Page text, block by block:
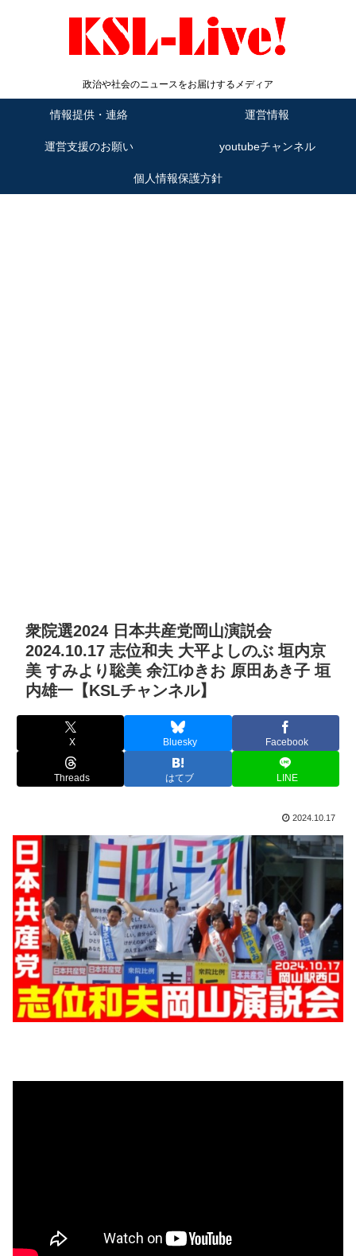
政治や社会のニュースをお届けするメディア
情報提供・連絡 運営情報
運営支援のお願い youtubeチャンネル
個人情報保護方針
衆院選2024 日本共産党岡山演説会
2024.10.17 志位和夫 大平よしのぶ 垣内京
美 すみより聡美 余江ゆきお 原田あき子 垣
内雄一【KSLチャンネル】
X Bluesky Facebook
Threads はてブ LINE
2024.10.17